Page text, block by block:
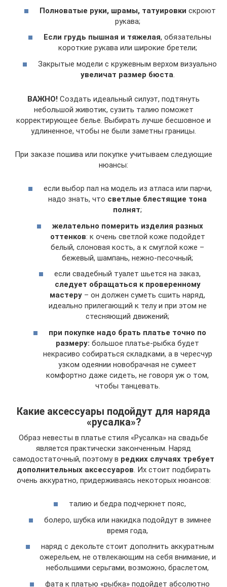
Полноватые руки, шрамы, татуировки скроют
рукава;
Если грудь пышная и тяжелая, обязательны
короткие рукава или широкие бретели;
Закрытые модели с кружевным верхом визуально
увеличат размер бюста.
ВАЖНО! Создать идеальный силуэт, подтянуть
небольшой животик, сузить талию поможет
корректирующее белье. Выбирать лучше бесшовное и
удлиненное, чтобы не были заметны границы.
При заказе пошива или покупке учитываем следующие
нюансы:
если выбор пал на модель из атласа или парчи,
надо знать, что светлые блестящие тона
полнят;
желательно померить изделия разных
оттенков: к очень светлой коже подойдет
белый, слоновая кость, а к смуглой коже –
бежевый, шампань, нежно-песочный;
если свадебный туалет шьется на заказ,
следует обращаться к проверенному
мастеру – он должен суметь сшить наряд,
идеально прилегающий к телу и при этом не
стесняющий движений;
при покупке надо брать платье точно по
размеру: большое платье-рыбка будет
некрасиво собираться складками, а в чересчур
узком одеянии новобрачная не сумеет
комфортно даже сидеть, не говоря уж о том,
чтобы танцевать.
Какие аксессуары подойдут для наряда
«русалка»?
Образ невесты в платье стиля «Русалка» на свадьбе
является практически законченным. Наряд
самодостаточный, поэтому в редких случаях требует
дополнительных аксессуаров. Их стоит подбирать
очень аккуратно, придерживаясь некоторых нюансов:
талию и бедра подчеркнет пояс,
болеро, шубка или накидка подойдут в зимнее
время года,
наряд с декольте стоит дополнить аккуратным
ожерельем, не отвлекающим на себя внимание, и
небольшими серьгами, возможно, браслетом,
фата к платью «рыбка» подойдет абсолютно